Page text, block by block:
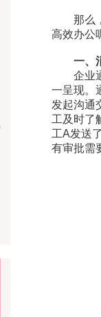
那么，
高效办公
一、
企业通
一呈现。
发起沟通
工及时了
工A发送
有审批需